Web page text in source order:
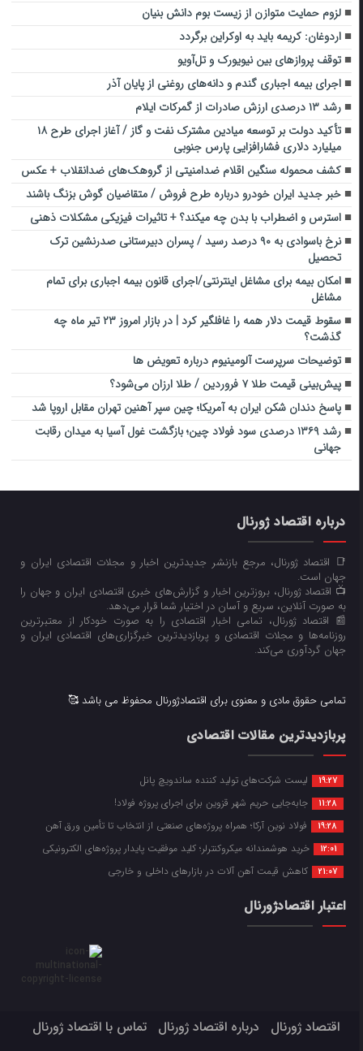
لزوم حمایت متوازن از زیست بوم دانش‌ بنیان
اردوغان: کریمه باید به اوکراین برگردد
توقف پروازهای بین نیویورک و تل‌آویو
اجرای بیمه اجباری گندم و دانه‌های روغنی از پایان آذر
رشد ۱۳ درصدی ارزش صادرات از گمرکات ایلام
تأکید دولت بر توسعه میادین مشترک نفت و گاز / آغاز اجرای طرح ۱۸
میلیارد دلاری فشارافزایی پارس جنوبی
کشف محموله سنگین اقلام ضدامنیتی از گروهک‌های ضد‌انقلاب + عکس
خبر جدید ایران خودرو درباره طرح فروش / متقاضیان گوش بزنگ باشند
استرس و اضطراب با بدن چه میکند؟ + تاثیرات فیزیکی مشکلات ذهنی
نرخ باسوادی به ۹۰ درصد رسید / پسران دبیرستانی صدرنشین ترک
تحصیل
امکان بیمه برای مشاغل اینترنتی/اجرای قانون بیمه اجباری برای تمام
مشاغل
سقوط قیمت دلار همه را غافلگیر کرد | در بازار امروز ۲۳ تیر ماه چه
گذشت؟
توضیحات سرپرست آلومینیوم درباره تعویض ها
پیش‌بینی قیمت طلا ۷ فروردین / طلا ارزان می‌شود؟
پاسخ دندان شکن ایران به آمریکا؛ چین سپر آهنین تهران مقابل اروپا شد
رشد ۱۳۶۹ درصدی سود فولاد چین؛ بازگشت غول آسیا به میدان رقابت
جهانی
درباره اقتصاد ژورنال
📑 اقتصاد ژورنال، مرجع بازنشر جدیدترین اخبار و مجلات اقتصادی ایران و
جهان است.
📺 اقتصاد ژورنال، بروزترین اخبار و گزارش‌های خبری اقتصادی ایران و جهان را
به صورت آنلاین، سریع و آسان در اختیار شما قرار می‌‌دهد.
📰 اقتصاد ژورنال، تمامی اخبار اقتصادی را به صورت خودکار از معتبرترین
روزنامه‌ها و مجلات اقتصادی و پربازدیدترین خبرگزاری‌های اقتصادی ایران و
جهان گردآوری می‌کند.
تمامی حقوق مادی و معنوی برای اقتصادژورنال محفوظ می باشد 🥰
پربازدیدترین مقالات اقتصادی
19:27 لیست شرکت‌های تولید کننده ساندویچ پانل
11:28 جابه‌جایی حریم شهر قزوین برای اجرای پروژه فولاد!
19:28 فولاد نوین آرکا؛ همراه پروژه‌های صنعتی از انتخاب تا تأمین ورق آهن
12:01 خرید هوشمندانه میکروکنترلر؛ کلید موفقیت پایدار پروژه‌های الکترونیکی
21:07 کاهش قیمت آهن آلات در بازارهای داخلی و خارجی
اعتبار اقتصادژورنال
اقتصاد ژورنال درباره اقتصاد ژورنال
تماس با اقتصاد ژورنال